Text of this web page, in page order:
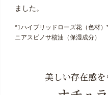
ました。
*1ハイブリッドローズ花（色材
ニアスピノサ核油（保湿成分）
美しい存在感